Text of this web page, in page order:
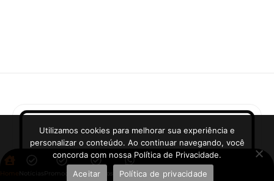
Home Notícias PromoçõesAplicativos WhatsApp
Utilizamos cookies para melhorar sua experiência e
personalizar o conteúdo. Ao continuar navegando, você
concorda com nossa Política de Privacidade.
Aceitar
Política de privacidade